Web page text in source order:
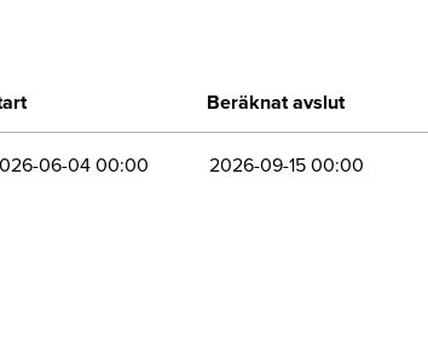
Beräknat avslut
06-04 00:00 2026-09-15 00:00